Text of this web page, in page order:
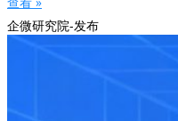
企微研究院-发布